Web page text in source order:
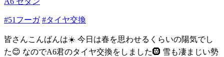
#51フーガ #タイヤ交換
皆さんこんばんは☀️ 今日は春を思わせるくらいの陽気でし
た😊 なのでA6君のタイヤ交換をしました🛞 雪も凄まじい勢